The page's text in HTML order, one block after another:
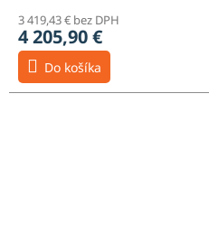
3 419,43 € bez DPH
4 205,90 €
Do košíka